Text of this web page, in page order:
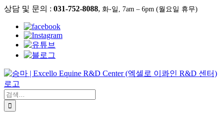
콘
뛰
기
상담 및 문의 : 031-752-8088, 화-일, 7am – 6pm (월요일 휴무)
검
색: